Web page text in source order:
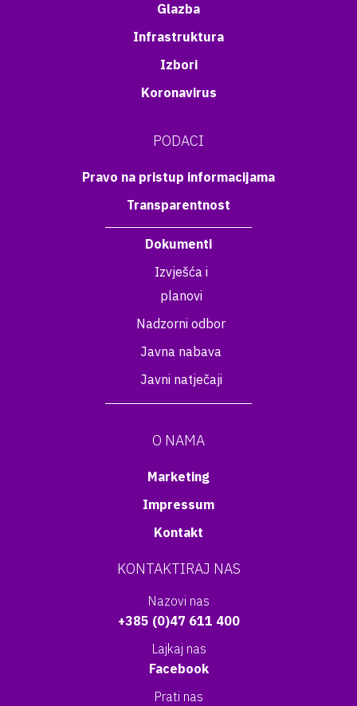
Glazba
Infrastruktura
Izbori
Koronavirus
PODACI
Pravo na pristup informacijama
Transparentnost
Dokumenti
Izvješća i
planovi
Nadzorni odbor
Javna nabava
Javni natječaji
O NAMA
Marketing
Impressum
Kontakt
KONTAKTIRAJ NAS
Nazovi nas
+385 (0)47 611 400
Lajkaj nas
Facebook
Prati nas